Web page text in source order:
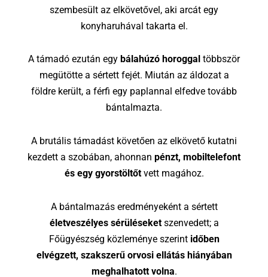
szembesült az elkövetővel, aki arcát egy
konyharuhával takarta el.
A támadó ezután egy bálahúzó horoggal többször
megütötte a sértett fejét. Miután az áldozat a
földre került, a férfi egy paplannal elfedve tovább
bántalmazta.
A brutális támadást követően az elkövető kutatni
kezdett a szobában, ahonnan pénzt, mobiltelefont
és egy gyorstöltőtvett magához.
A bántalmazás eredményeként a sértett
életveszélyes sérüléseketszenvedett; a
Főügyészség közleménye szerint időben
elvégzett, szakszerű orvosi ellátás hiányában
meghalhatott volna.